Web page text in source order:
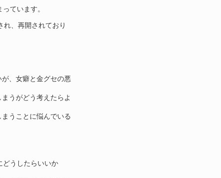
ています。
、再開されており
、女癖と金グセの悪
うがどう考えたらよ
うことに悩んでいる
どうしたらいいか